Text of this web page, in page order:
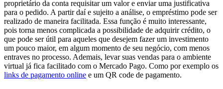
proprietário da conta requisitar um valor e enviar uma justificativa
para o pedido. A partir daí e sujeito a análise, o empréstimo pode ser
realizado de maneira facilitada. Essa função é muito interessante,
pois torna menos complicada a possibilidade de adquirir crédito, o
que pode ser útil para aqueles que desejem fazer um investimento
um pouco maior, em algum momento de seu negócio, com menos
entraves no processo. Ademais, levar suas vendas para o ambiente
virtual já fica facilitado com o Mercado Pago. Como por exemplo os
links de pagamento online e um QR code de pagamento.